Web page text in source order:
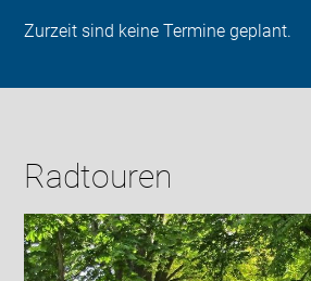
Zurzeit sind keine Termine geplant.
Radtouren